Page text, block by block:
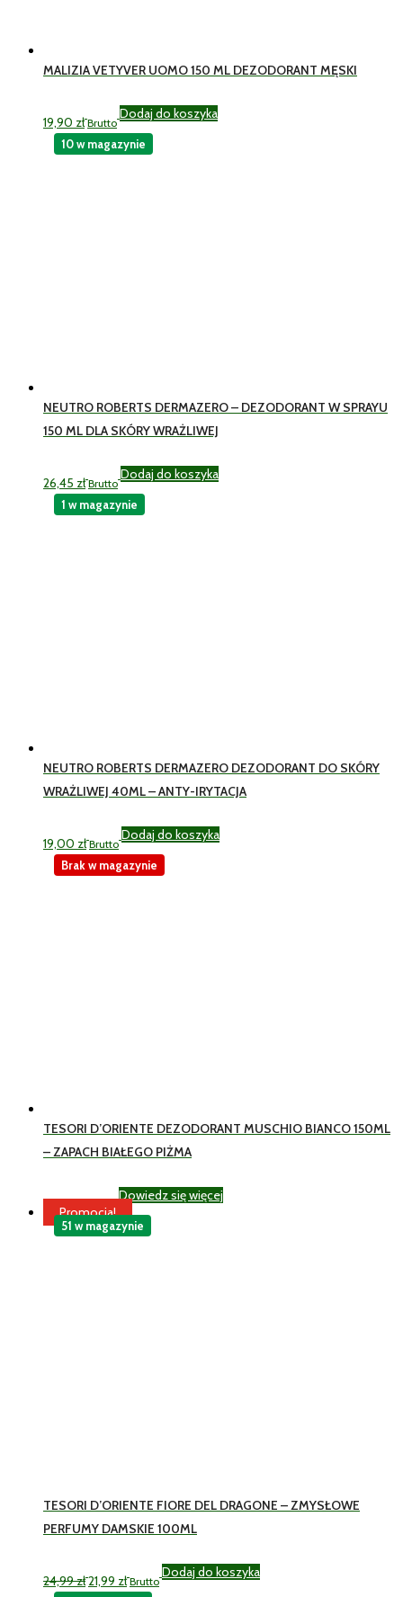
MALIZIA VETYVER UOMO 150 ML DEZODORANT MĘSKI
19,90 zł Brutto
Dodaj do koszyka
NEUTRO ROBERTS DERMAZERO – DEZODORANT W SPRAYU
150 ML DLA SKÓRY WRAŻLIWEJ
26,45 zł Brutto
Dodaj do koszyka
10 w magazynie
NEUTRO ROBERTS DERMAZERO DEZODORANT DO SKÓRY
WRAŻLIWEJ 40ML – ANTY-IRYTACJA
19,00 zł Brutto
Dodaj do koszyka
1 w magazynie
TESORI D’ORIENTE DEZODORANT MUSCHIO BIANCO 150ML
– ZAPACH BIAŁEGO PIŻMA
27,99zł
Dowiedz się więcej
Brak w magazynie
Promocja!
TESORI D’ORIENTE FIORE DEL DRAGONE – ZMYSŁOWE
PERFUMY DAMSKIE 100ML
24,99złcena
21,99 zł
Aktualna
cena
Brutto
Dodaj do koszyka
51 w magazynie